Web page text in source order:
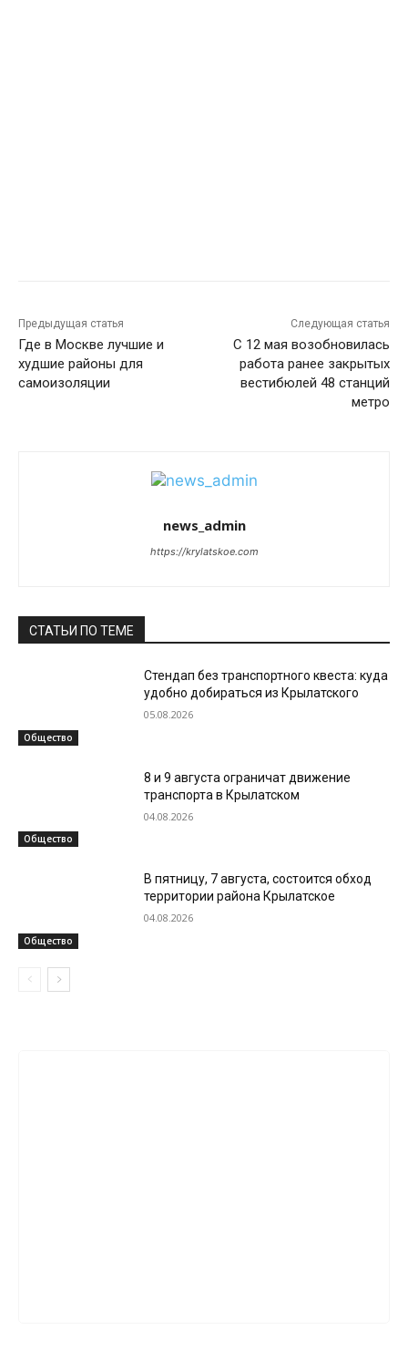
Предыдущая статья
Где в Москве лучшие и
худшие районы для
самоизоляции
Следующая статья
С 12 мая возобновилась
работа ранее закрытых
вестибюлей 48 станций
метро
news_admin
https://krylatskoe.com
СТАТЬИ ПО ТЕМЕ
Общество
Стендап без транспортного квеста: куда
удобно добираться из Крылатского
05.08.2026
Общество
8 и 9 августа ограничат движение
транспорта в Крылатском
04.08.2026
Общество
В пятницу, 7 августа, состоится обход
территории района Крылатское
04.08.2026